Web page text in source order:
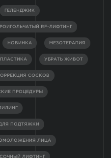
ГЕЛЕНДЖИК
RF-ЛИФТИНГ
НОВИНКА МЕЗОТЕРАПИЯ
УБРАТЬ ЖИВОТ
СОСКОВ
ПРОЦЕДУРЫ
ПОДТЯЖКИ
ЛИЦА
ЛИФТИНГ